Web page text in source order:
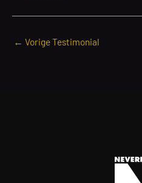
← Vorige Testimonial